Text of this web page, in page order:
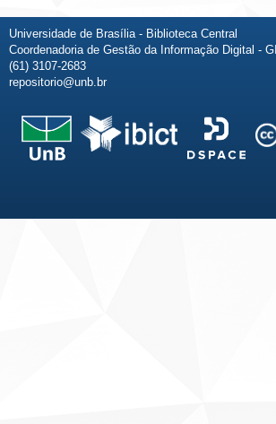
Universidade de Brasília - Biblioteca Central
Coordenadoria de Gestão da Informação Digital -
(61) 3107-2683
repositorio@unb.br